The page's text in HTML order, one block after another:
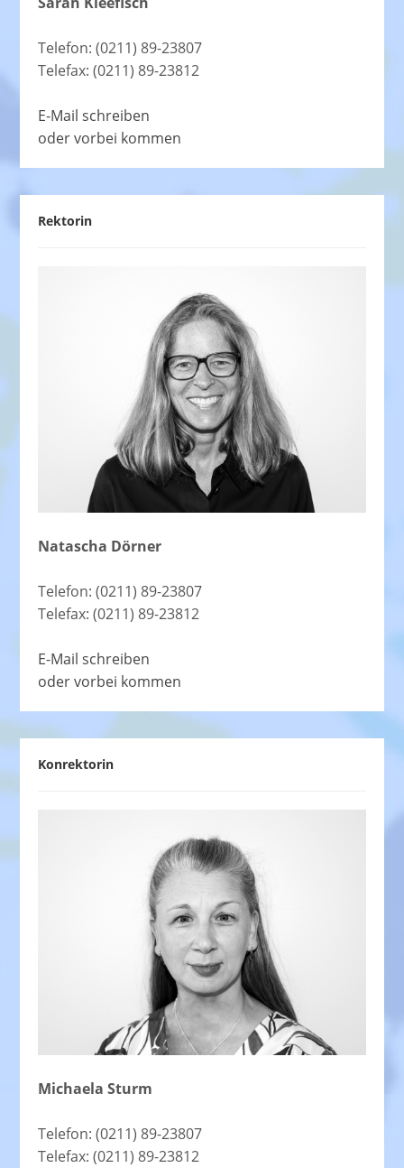
Telefon: (0211) 89-23807
Telefax: (0211) 89-23812
E-Mail schreiben
oder vorbei kommen
Rektorin
Natascha Dörner
Telefon: (0211) 89-23807
Telefax: (0211) 89-23812
E-Mail schreiben
oder vorbei kommen
Konrektorin
Michaela Sturm
Telefon: (0211) 89-23807
Telefax: (0211) 89-23812